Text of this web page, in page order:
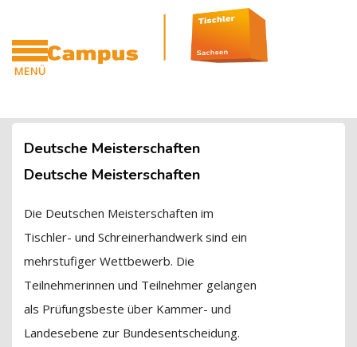
MENÜ
Zum Hauptinhalt
Blöcke
Blöcke
Deutsche Meisterschaften
Deutsche Meisterschaften
Die Deutschen Meisterschaften im
Tischler- und Schreinerhandwerk sind ein
mehrstufiger Wettbewerb. Die
Teilnehmerinnen und Teilnehmer gelangen
als Prüfungsbeste über Kammer- und
Landesebene zur Bundesentscheidung.